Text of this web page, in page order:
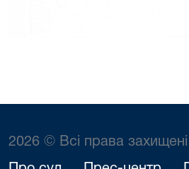
2026 © Всі права захищені